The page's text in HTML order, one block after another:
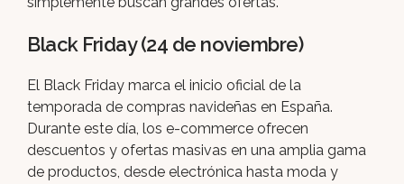
Black Friday (24 de noviembre)
El Black Friday marca el inicio oficial de la
temporada de compras navideñas en España.
Durante este día, los e-commerce ofrecen
descuentos y ofertas masivas en una amplia gama
de productos, desde electrónica hasta moda y